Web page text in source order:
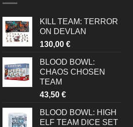
KILL TEAM: TERROR
ON DEVLAN
130,00 €
BLOOD BOWL:
CHAOS CHOSEN
TEAM
43,50 €
BLOOD BOWL: HIGH
ELF TEAM DICE SET